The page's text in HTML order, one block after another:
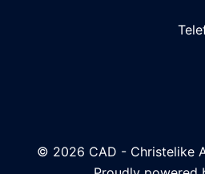
© 2026 CAD - Christelike